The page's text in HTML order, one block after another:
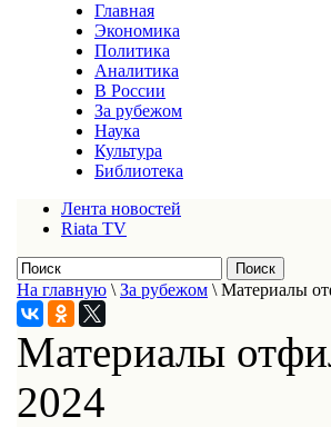
Главная
Экономика
Политика
Аналитика
В России
За рубежом
Наука
Культура
Библиотека
Лента новостей
Riata TV
На главную \ За рубежом \ Материалы
Материалы
2024